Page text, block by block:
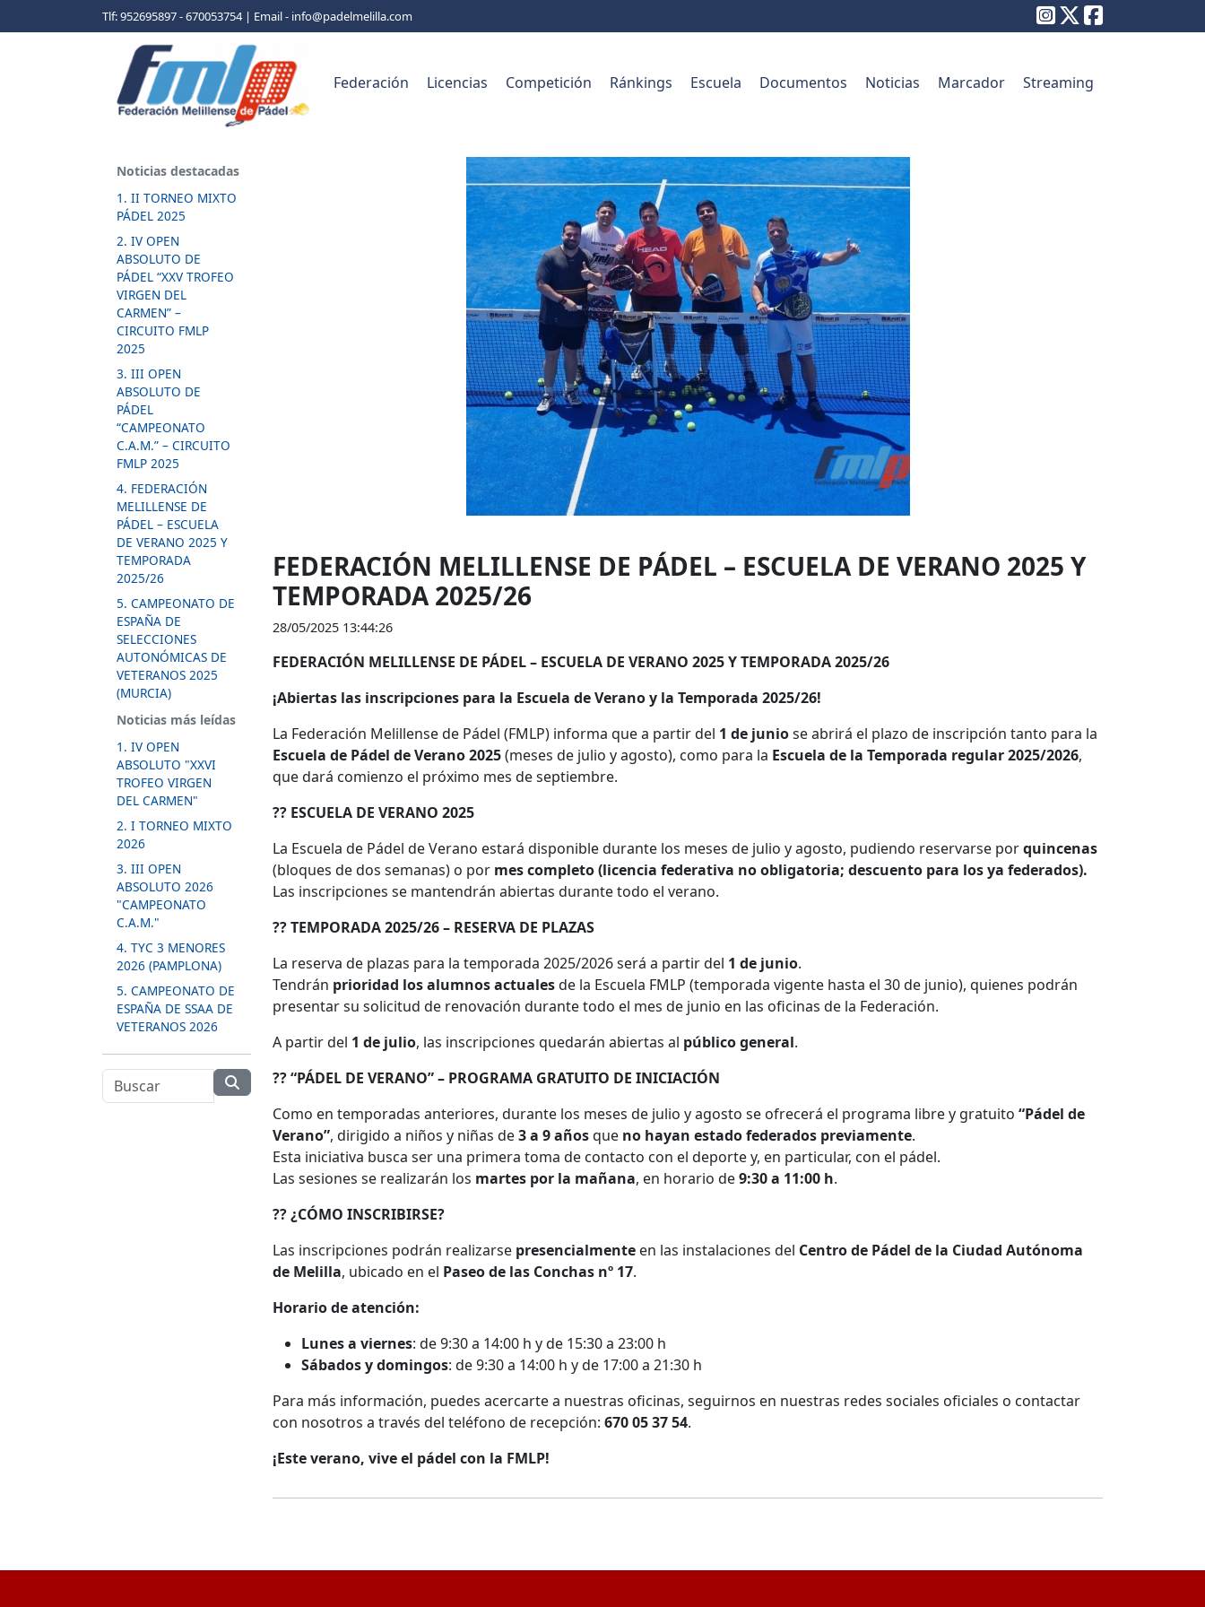
Tlf: 952695897 - 670053754 | Email - info@padelmelilla.com
Federación Licencias Competición Ránkings Escuela Documentos Noticias Marcador Streaming
Noticias destacadas
1. II TORNEO MIXTO
PÁDEL 2025
2. IV OPEN
ABSOLUTO DE
PÁDEL “XXV TROFEO
VIRGEN DEL
CARMEN” –
CIRCUITO FMLP
2025
3. III OPEN
ABSOLUTO DE
PÁDEL
“CAMPEONATO
C.A.M.” – CIRCUITO
FMLP 2025
4. FEDERACIÓN
MELILLENSE DE
PÁDEL – ESCUELA
DE VERANO 2025 Y
TEMPORADA
2025/26
5. CAMPEONATO DE
ESPAÑA DE
SELECCIONES
AUTONÓMICAS DE
VETERANOS 2025
(MURCIA)
Noticias más leídas
1. IV OPEN
ABSOLUTO "XXVI
TROFEO VIRGEN
DEL CARMEN"
2. I TORNEO MIXTO
2026
3. III OPEN
ABSOLUTO 2026
"CAMPEONATO
C.A.M."
4. TYC 3 MENORES
2026 (PAMPLONA)
5. CAMPEONATO DE
ESPAÑA DE SSAA DE
VETERANOS 2026
FEDERACIÓN MELILLENSE DE PÁDEL – ESCUELA DE VERANO 2025 Y
TEMPORADA 2025/26
28/05/2025 13:44:26
FEDERACIÓN MELILLENSE DE PÁDEL – ESCUELA DE VERANO 2025 Y TEMPORADA 2025/26
¡Abiertas las inscripciones para la Escuela de Verano y la Temporada 2025/26!
La Federación Melillense de Pádel (FMLP) informa que a partir del 1 de juniose abrirá el plazo de inscripción tanto para la
Escuela de Pádel de Verano 2025(meses de julio y agosto), como para la Escuela de la Temporada regular 2025/2026,
que dará comienzo el próximo mes de septiembre.
?? ESCUELA DE VERANO 2025
La Escuela de Pádel de Verano estará disponible durante los meses de julio y agosto, pudiendo reservarse porquincenas
(bloques de dos semanas) o por mes completo (licencia federativa no obligatoria; descuento para los ya federados).
Las inscripciones se mantendrán abiertas durante todo el verano.
??TEMPORADA 2025/26 – RESERVA DE PLAZAS
La reserva de plazas para la temporada 2025/2026 será a partir del 1 de junio.
Tendrán prioridad los alumnos actualesde la Escuela FMLP (temporada vigente hasta el 30 de junio), quienes podrán
presentar su solicitud de renovación durante todo el mes de junio en las oficinas de la Federación.
A partir del 1 de julio, las inscripciones quedarán abiertas al público general.
??“PÁDEL DE VERANO” – PROGRAMA GRATUITO DE INICIACIÓN
Como en temporadas anteriores, durante los meses de julio y agosto se ofrecerá el programa libre y gratuito “Pádel de
Verano”, dirigido a niños y niñas de3 a 9 añosque no hayan estado federados previamente.
Esta iniciativa busca ser una primera toma de contacto con el deporte y, en particular, con el pádel.
Las sesiones se realizarán los martes por la mañana, en horario de9:30 a 11:00 h.
??¿CÓMO INSCRIBIRSE?
Las inscripciones podrán realizarse presencialmente en las instalaciones del Centro de Pádel de la Ciudad Autónoma
de Melilla, ubicado en el Paseo de las Conchas nº 17.
Horario de atención:
Lunes a viernes: de 9:30 a 14:00 h y de 15:30 a 23:00 h
Sábados y domingos: de 9:30 a 14:00 h y de 17:00 a 21:30 h
Para más información, puedes acercarte a nuestras oficinas, seguirnos en nuestras redes sociales oficiales o contactar
con nosotros a través del teléfono de recepción: 670 05 37 54.
¡Este verano, vive el pádel con la FMLP!